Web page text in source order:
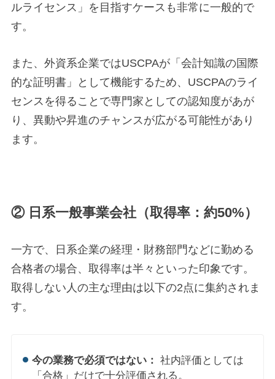
ルライセンス」を目指すケースも非常に一般的で
す。
また、外資系企業ではUSCPAが「会計知識の国際
的な証明書」として機能するため、USCPAのライ
センスを得ることで専門家としての認知度があが
り、異動や昇進のチャンスが広がる可能性があり
ます。
② 日系一般事業会社（取得率：約50%）
一方で、日系企業の経理・財務部門などに勤める
合格者の場合、取得率は半々といった印象です。
取得しない人の主な理由は以下の2点に集約されま
す。
今の業務で必須ではない： 社内評価としては
「合格」だけで十分評価される。